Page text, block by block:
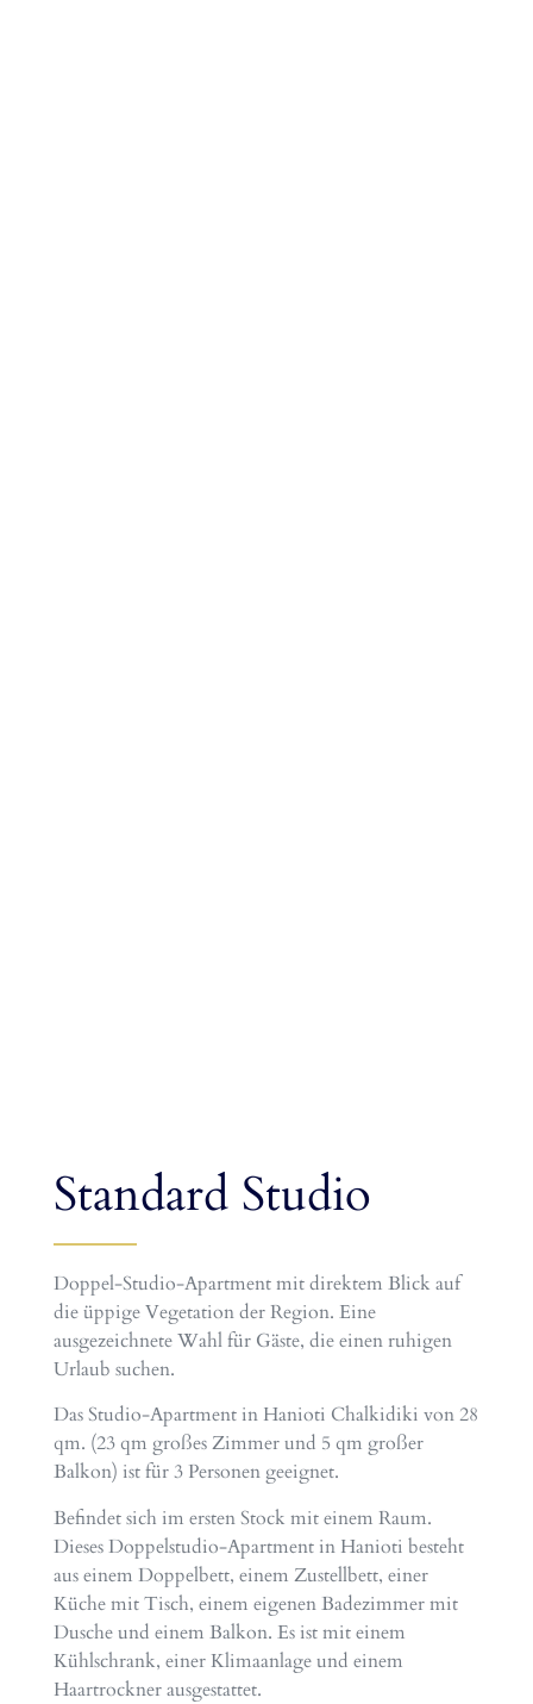
Standard Studio
Doppel-Studio-Apartment mit direktem Blick auf
die üppige Vegetation der Region. Eine
ausgezeichnete Wahl für Gäste, die einen ruhigen
Urlaub suchen.
Das Studio-Apartment in Hanioti Chalkidiki von 28
qm. (23 qm großes Zimmer und 5 qm großer
Balkon) ist für 3 Personen geeignet.
Befindet sich im ersten Stock mit einem Raum.
Dieses Doppelstudio-Apartment in Hanioti besteht
aus einem Doppelbett, einem Zustellbett, einer
Küche mit Tisch, einem eigenen Badezimmer mit
Dusche und einem Balkon. Es ist mit einem
Kühlschrank, einer Klimaanlage und einem
Haartrockner ausgestattet.